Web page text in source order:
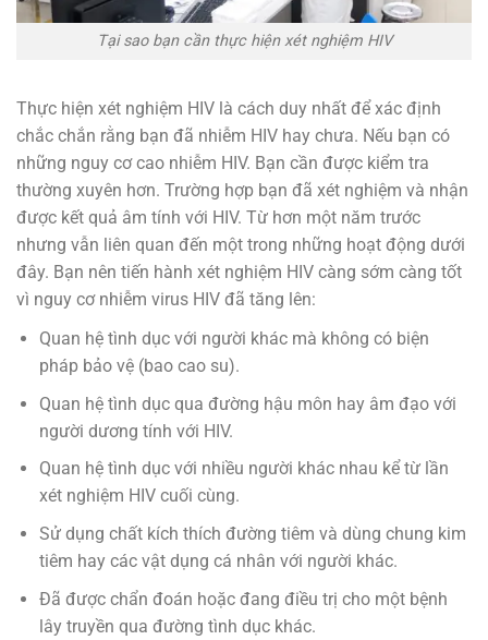
Tại sao bạn cần thực hiện xét nghiệm HIV
Thực hiện xét nghiệm HIV là cách duy nhất để xác định
chắc chắn rằng bạn đã nhiễm HIV hay chưa. Nếu bạn có
những nguy cơ cao nhiễm HIV. Bạn cần được kiểm tra
thường xuyên hơn. Trường hợp bạn đã xét nghiệm và nhận
được kết quả âm tính với HIV. Từ hơn một năm trước
nhưng vẫn liên quan đến một trong những hoạt động dưới
đây. Bạn nên tiến hành xét nghiệm HIV càng sớm càng tốt
vì nguy cơ nhiễm virus HIV đã tăng lên:
Quan hệ tình dục với người khác mà không có biện
pháp bảo vệ (bao cao su).
Quan hệ tình dục qua đường hậu môn hay âm đạo với
người dương tính với HIV.
Quan hệ tình dục với nhiều người khác nhau kể từ lần
xét nghiệm HIV cuối cùng.
Sử dụng chất kích thích đường tiêm và dùng chung kim
tiêm hay các vật dụng cá nhân với người khác.
Đã được chẩn đoán hoặc đang điều trị cho một bệnh
lây truyền qua đường tình dục khác.